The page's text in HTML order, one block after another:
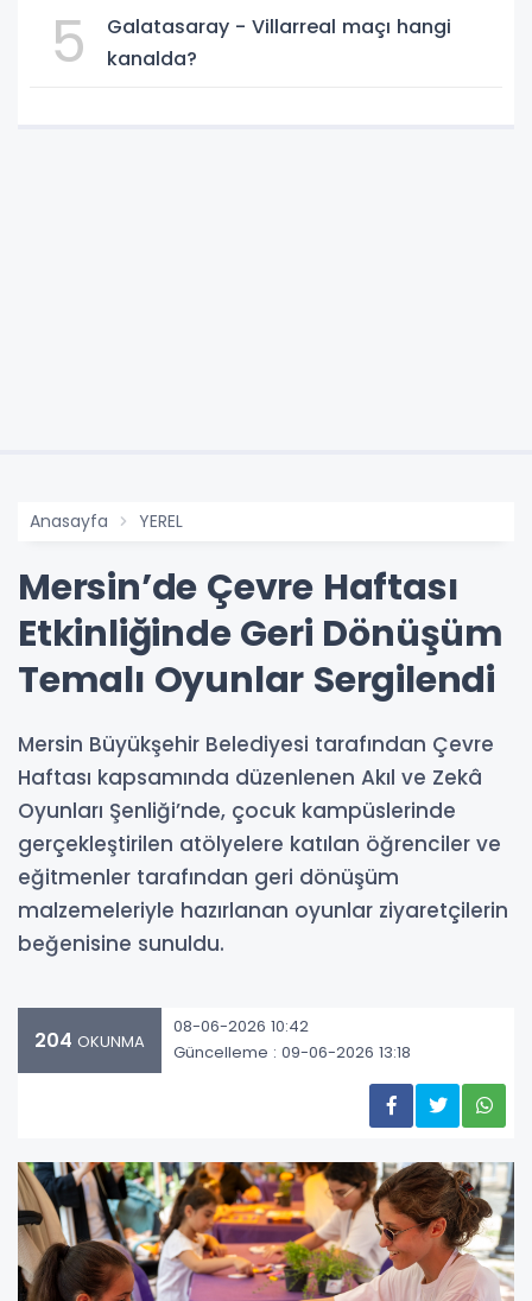
5
Galatasaray - Villarreal maçı hangi
kanalda?
Anasayfa YEREL
Mersin’de Çevre Haftası
Etkinliğinde Geri Dönüşüm
Temalı Oyunlar Sergilendi
Mersin Büyükşehir Belediyesi tarafından Çevre
Haftası kapsamında düzenlenen Akıl ve Zekâ
Oyunları Şenliği’nde, çocuk kampüslerinde
gerçekleştirilen atölyelere katılan öğrenciler ve
eğitmenler tarafından geri dönüşüm
malzemeleriyle hazırlanan oyunlar ziyaretçilerin
beğenisine sunuldu.
204 OKUNMA
08-06-2026 10:42
Güncelleme : 09-06-2026 13:18